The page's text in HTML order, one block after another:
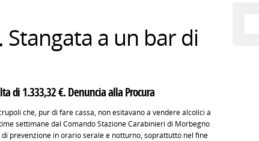
a un bar di
di 1.333,32 €. Denuncia alla Procura
che, pur di fare cassa, non esitavano a vendere alcolici a
settimane dal Comando Stazione Carabinieri di Morbegno
prevenzione in orario serale e notturno, soprattutto nel fine